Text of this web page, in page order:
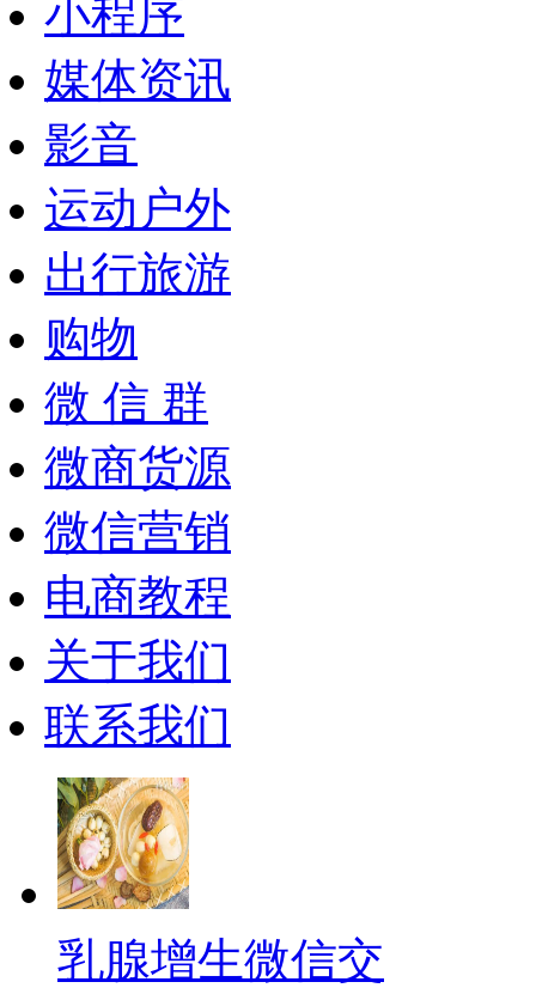
小程序
媒体资讯
影音
运动户外
出行旅游
购物
微 信 群
微商货源
微信营销
电商教程
关于我们
联系我们
乳腺增生微信交